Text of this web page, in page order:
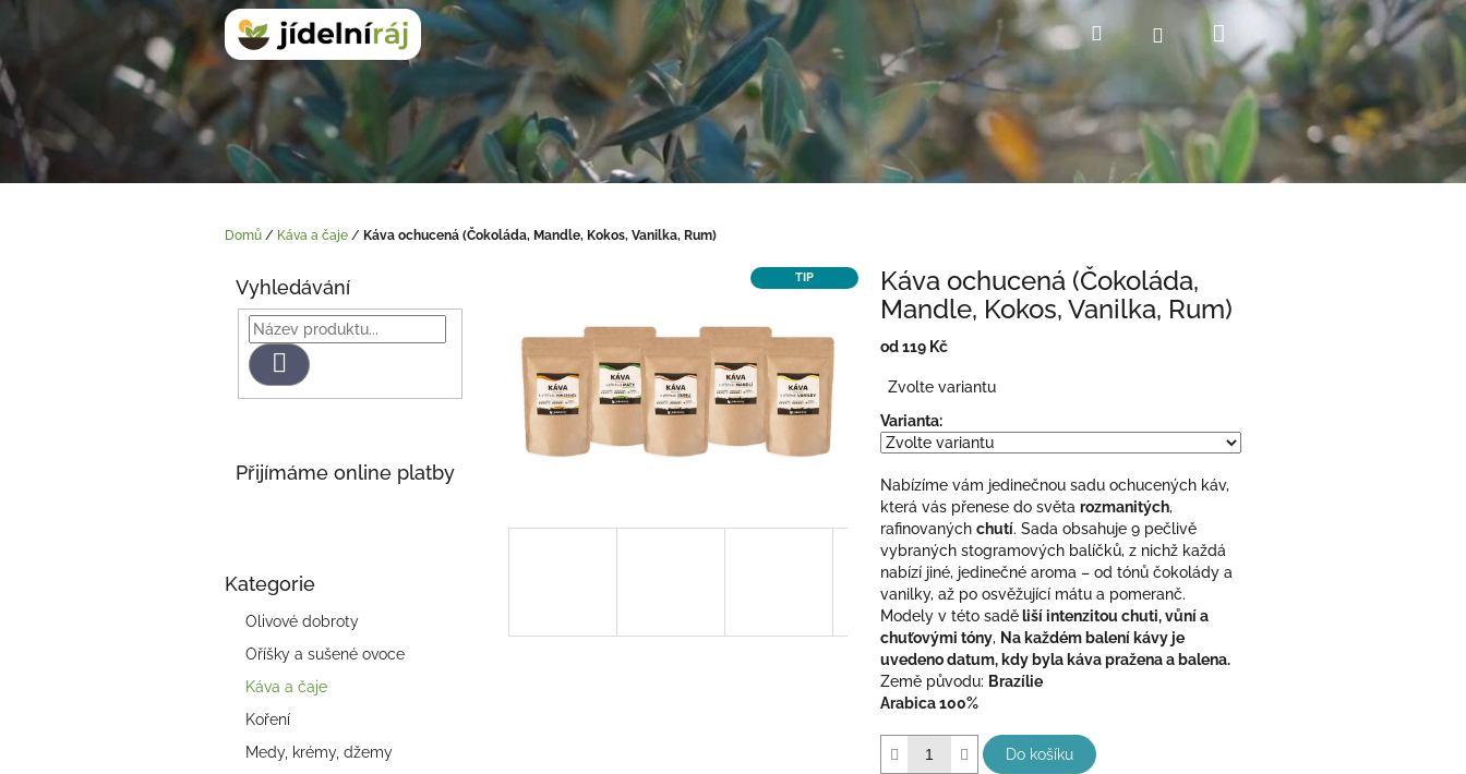
obsah
Hledat PřihlášeníNákupní
košík
Domů / Káva a čaje / Káva ochucená (Čokoláda, Mandle, Kokos, Vanilka, Rum)
Vyhledávání
Hledat
Přijímáme online platby
Přeskočit
Kategorie
Olivové dobroty
Oříšky a sušené ovoce
Káva a čaje
Koření
Medy, krémy, džemy
TIP
Káva ochucená (Čokoláda,
Mandle, Kokos, Vanilka, Rum)
od119 Kč
cena:
Zvolte variantu
Varianta:
Nabízíme vám jedinečnou sadu ochucených káv,
která vás přenese do světa rozmanitých,
rafinovaných chutí. Sada obsahuje 9 pečlivě
vybraných stogramových balíčků, z nichž každá
nabízí jiné, jedinečné aroma – od tónů čokolády a
vanilky, až po osvěžující mátu a pomeranč.
Modely v této saděliší intenzitou chuti, vůní a
chuťovými tóny, Na každém balení kávy je
uvedeno datum, kdy byla káva pražena a balena.
Země původu: Brazílie
Arabica 100%
Do košíku